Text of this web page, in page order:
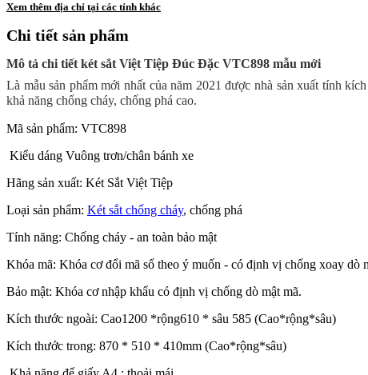
Xem thêm địa chỉ tại các tỉnh khác
Chi tiết sản phẩm
Mô tả chi tiết két sắt Việt Tiệp Đúc Đặc VTC898 mẫu mới
Là mẫu sản phẩm mới nhất của năm 2021 được nhà sản xuất tính
khả năng chống cháy, chống phá cao.
Mã sản phẩm: VTC898
Kiểu dáng Vuông trơn/chân bánh xe
Hãng sản xuất: Két Sắt Việt Tiệp
Loại sản phẩm: Két sắt chống cháy, chống phá
Tính năng: Chống cháy - an toàn bảo mật
Khóa mã: Khóa cơ đổi mã số theo ý muốn - có định vị chống xoay dò
Bảo mật: Khóa cơ nhập khẩu có định vị chống dò mật mã.
Kích thước ngoài: Cao1200 *rộng610 * sâu 585 (Cao*rộng*sâu)
Kích thước trong: 870 * 510 * 410mm (Cao*rộng*sâu)